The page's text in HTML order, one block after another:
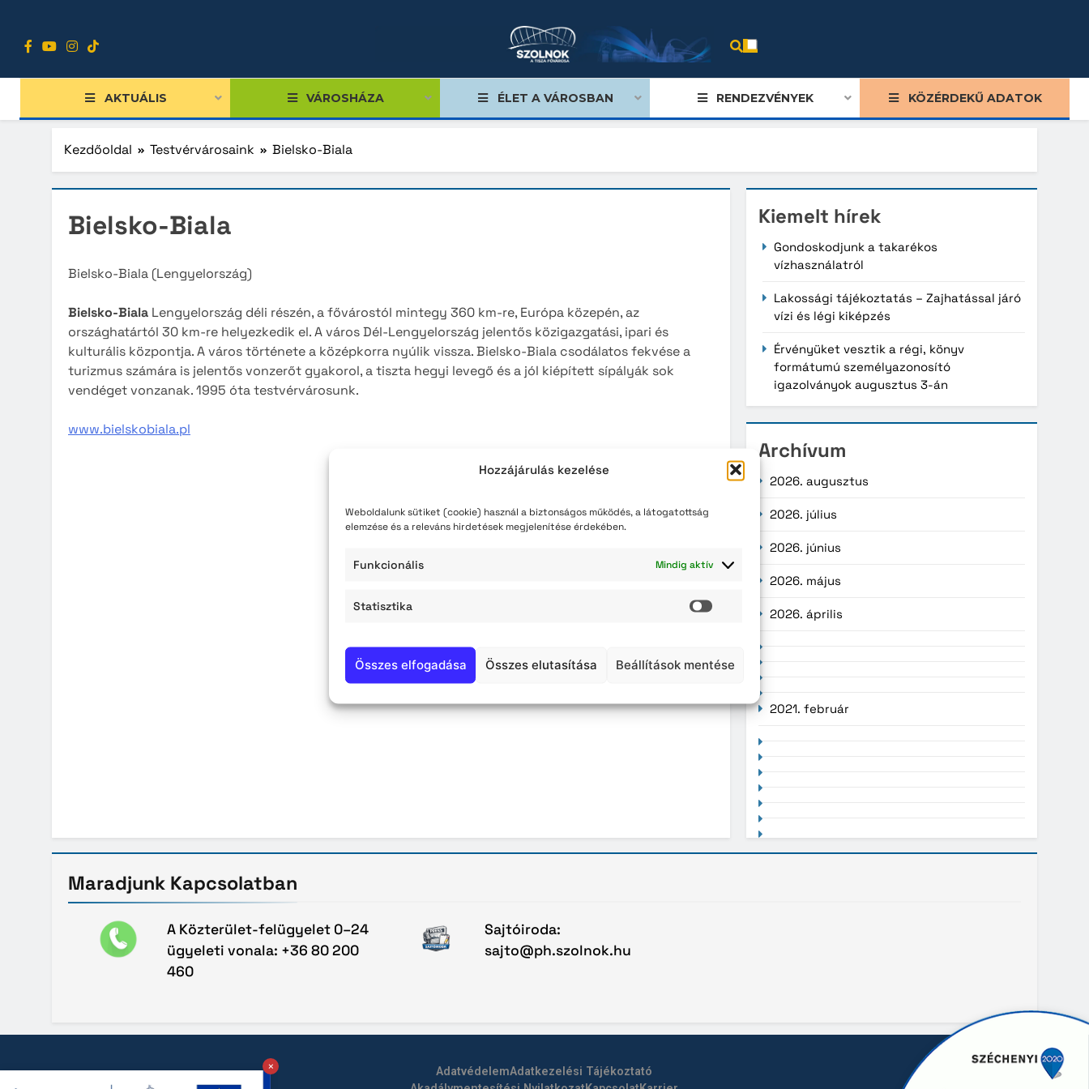
Hozzájárulás kezelése
Weboldalunk sütiket (cookie) használ a biztonságos működés, a látogatottság
elemzése és a releváns hirdetések megjelenítése érdekében.
Funkcionális Mindig aktív
Statisztika
Statisztika
Összes elfogadása Összes elutasítása Beállítások mentése
tartalomra
AKTUÁLIS VÁROSHÁZA
Diákpolgármester
Programok, stratégiák, koncepciók
Közzétételi lista
ÉLET A VÁROSBAN
Forli
Shoham
Bengbu
RENDEZVÉNYEK KÖZÉRDEKŰ ADATOK
Kezdőoldal Testvérvárosaink Bielsko-Biala
Bielsko-Biala
Bielsko-Biala (Lengyelország)
Bielsko-Biala Lengyelország déli részén, a fővárostól mintegy 360 km-re, Európa közepén, az
országhatártól 30 km-re helyezkedik el. A város Dél-Lengyelország jelentős közigazgatási, ipari és
kulturális központja. A város története a középkorra nyúlik vissza. Bielsko-Biala csodálatos fekvése a
turizmus számára is jelentős vonzerőt gyakorol, a tiszta hegyi levegő és a jól kiépített sípályák sok
vendéget vonzanak. 1995 óta testvérvárosunk.
www.bielskobiala.pl
Kiemelt hírek
Gondoskodjunk a takarékos
vízhasználatról
Lakossági tájékoztatás – Zajhatással járó
vízi és légi kiképzés
Érvényüket vesztik a régi, könyv
formátumú személyazonosító
igazolványok augusztus 3-án
Archívum
2026. augusztus
2026. július
2026. június
2026. május
2026. április
2021. február
Maradjunk Kapcsolatban
A Közterület-felügyelet 0–24
ügyeleti vonala: +36 80 200
460
Sajtóiroda:
sajto@ph.szolnok.hu
AdatvédelemAdatkezelési Tájékoztató
×